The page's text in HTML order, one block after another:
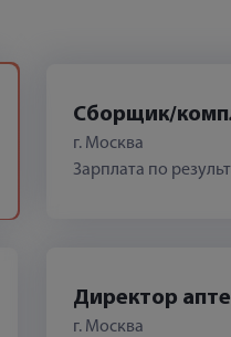
Сборщик/
г. Москва
Зарплата по
Директор
г. Москва